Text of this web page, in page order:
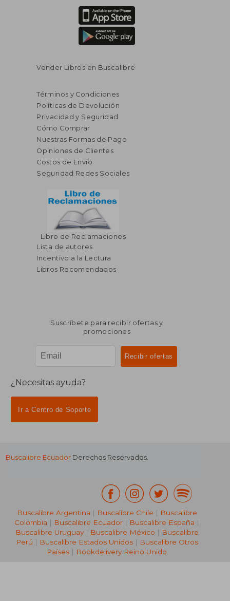
45%
dcto.
$ 228.73
Vender Libros en Buscalibre
Términos y Condiciones
Políticas de Devolución
Privacidad y Seguridad
Cómo Comprar
Nuestras Formas de Pago
Opiniones de Clientes
Costos de Envío
Seguridad Redes Sociales
Libro de Reclamaciones
Lista de autores
Incentivo a la Lectura
Libros Recomendados
Suscríbete para recibir ofertas y
promociones
¿Necesitas ayuda?
Ir a Centro de Soporte
Buscalibre Ecuador Derechos Reservados.
Buscalibre Argentina | Buscalibre Chile | Buscalibre
Colombia | Buscalibre Ecuador | Buscalibre España |
Buscalibre Uruguay| Buscalibre México | Buscalibre
Perú | Buscalibre Estados Unidos| Buscalibre Otros
Países | Bookdelivery Reino Unido